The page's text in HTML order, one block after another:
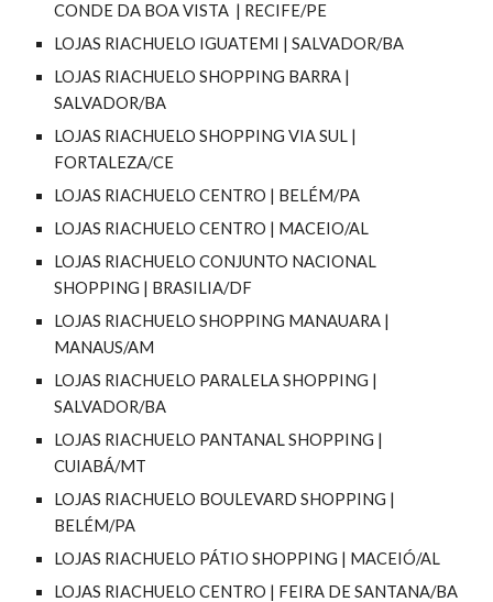
CONDE DA BOA VISTA | RECIFE/PE
LOJAS RIACHUELO IGUATEMI | SALVADOR/BA
LOJAS RIACHUELO SHOPPING BARRA |
SALVADOR/BA
LOJAS RIACHUELO SHOPPING VIA SUL |
FORTALEZA/CE
LOJAS RIACHUELO CENTRO | BELÉM/PA
LOJAS RIACHUELO CENTRO | MACEIO/AL
LOJAS RIACHUELO CONJUNTO NACIONAL
SHOPPING | BRASILIA/DF
LOJAS RIACHUELO SHOPPING MANAUARA |
MANAUS/AM
LOJAS RIACHUELO PARALELA SHOPPING |
SALVADOR/BA
LOJAS RIACHUELO PANTANAL SHOPPING |
CUIABÁ/MT
LOJAS RIACHUELO BOULEVARD SHOPPING |
BELÉM/PA
LOJAS RIACHUELO PÁTIO SHOPPING | MACEIÓ/AL
LOJAS RIACHUELO CENTRO | FEIRA DE SANTANA/BA